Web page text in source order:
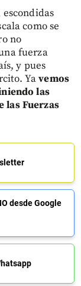
escondidas
como se
no
fuerza
y pues
Yavemos
las
las Fuerzas
desde Google